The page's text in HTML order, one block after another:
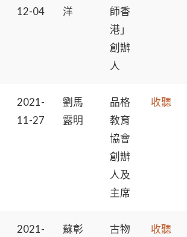
12-04
洋
師香
港」
創辦
人
2021-
11-27
劉馬
露明
品格
教育
協會
創辦
人及
主席
收聽
2021-
蘇彰
古物
收聽